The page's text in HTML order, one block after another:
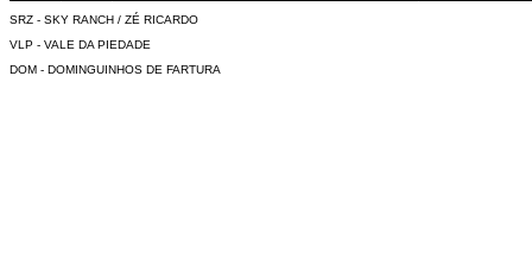
SRZ - SKY RANCH / ZÉ RICARDO
VLP - VALE DA PIEDADE
DOM - DOMINGUINHOS DE FARTURA